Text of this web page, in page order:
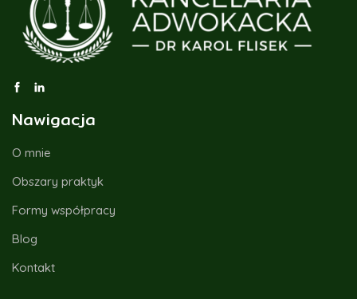
Nawigacja
O mnie
Obszary praktyk
Formy współpracy
Blog
Kontakt